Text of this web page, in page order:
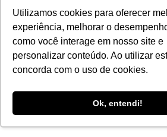
Utilizamos cookies para oferecer
experiência, melhorar o
como você interage em nosso site e
personalizar conteúdo. Ao utilizar
concorda com o uso de cookies.
Ok, entendi!
Gastronomia Móveis Decoração
Marketing
Tecnologia
Copyright © 2017 Servir com Requinte •
Aviso:Nós da Franco Bachot
cookies com ferramentas do
experiência de nossos
melhores produtos e serviços.